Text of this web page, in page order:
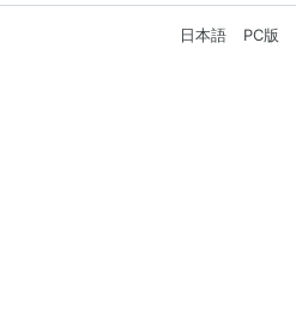
日本語 PC版